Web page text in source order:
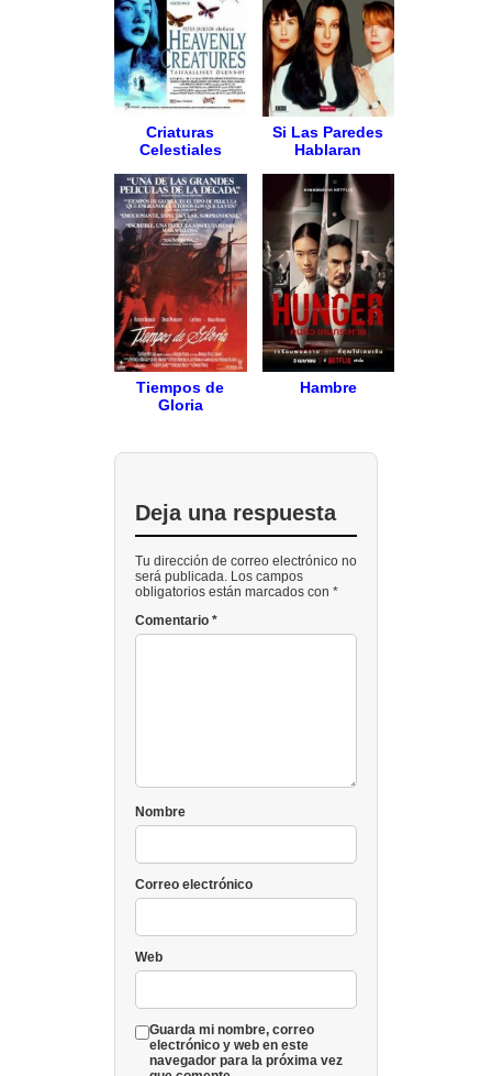
Criaturas
Celestiales
Si Las Paredes
Hablaran
Tiempos de
Gloria
Hambre
Deja una respuesta
Tu dirección de correo electrónico no
será publicada. Los campos
obligatorios están marcados con *
Comentario *
Nombre
Correo electrónico
Web
Guarda mi nombre, correo
electrónico y web en este
navegador para la próxima vez